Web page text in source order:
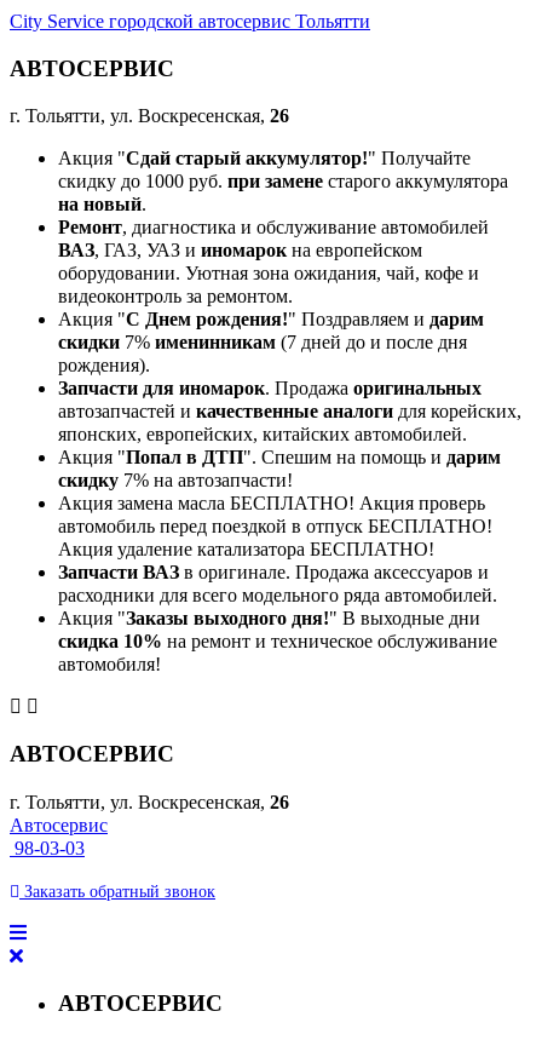
City Service городской автосервис Тольятти
АВТОСЕРВИС
г. Тольятти, ул. Воскресенская, 26
Акция "Сдай старый аккумулятор!" Получайте
скидку до 1000 руб. при замене старого аккумулятора
на новый.
Ремонт, диагностика и обслуживание автомобилей
ВАЗ, ГАЗ, УАЗ и иномарокна европейском
оборудовании. Уютная зона ожидания, чай, кофе и
видеоконтроль за ремонтом.
Акция "С Днем рождения!" Поздравляем и дарим
скидки 7% именинникам (7 дней до и после дня
рождения).
Запчасти для иномарок. Продажа оригинальных
автозапчастей и качественные аналоги для корейских,
японских, европейских, китайских автомобилей.
Акция "Попал в ДТП". Спешим на помощь и дарим
скидку 7% на автозапчасти!
Акция замена масла БЕСПЛАТНО! Акция проверь
автомобиль перед поездкой в отпуск БЕСПЛАТНО!
Акция удаление катализатора БЕСПЛАТНО!
Запчасти ВАЗ в оригинале. Продажа аксессуаров и
расходники для всего модельного ряда автомобилей.
Акция "Заказы выходного дня!" В выходные дни
скидка 10% на ремонт и техническое обслуживание
автомобиля!
АВТОСЕРВИС
г. Тольятти, ул. Воскресенская, 26
Автосервис
98-03-03
Заказать обратный звонок
АВТОСЕРВИС